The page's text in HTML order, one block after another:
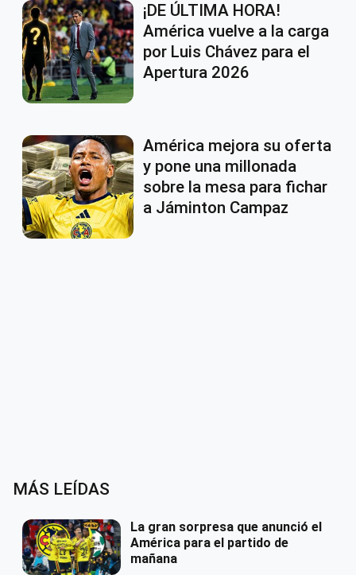
¡DE ÚLTIMA HORA!
América vuelve a la carga
por Luis Chávez para el
Apertura 2026
América mejora su oferta
y pone una millonada
sobre la mesa para fichar
a Jáminton Campaz
MÁS LEÍDAS
La gran sorpresa que anunció el
América para el partido de
mañana